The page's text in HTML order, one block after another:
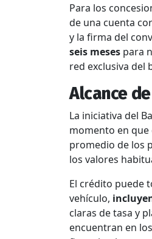
Para los
de una cuenta
y la firma del
seis meses para
red exclusiva del
Alcance
La iniciativa del
momento en
promedio de los
los valores
El crédito puede
vehículo,
claras de tasa y
encuentran en